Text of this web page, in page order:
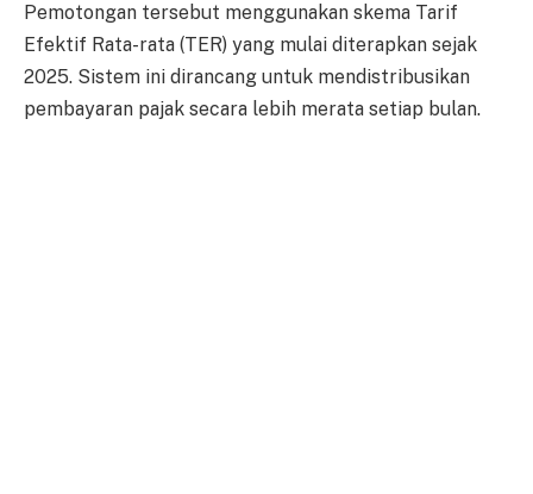
Pemotongan tersebut menggunakan skema Tarif
Efektif Rata-rata (TER) yang mulai diterapkan sejak
2025. Sistem ini dirancang untuk mendistribusikan
pembayaran pajak secara lebih merata setiap bulan.